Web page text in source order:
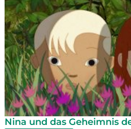
Nina und das Geheimnis